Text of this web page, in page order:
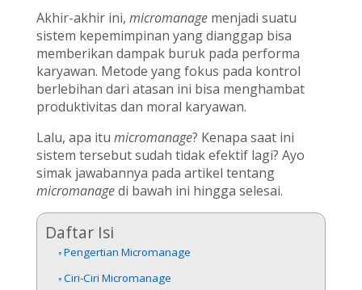
Akhir-akhir ini, micromanagemenjadi suatu
sistem kepemimpinan yang dianggap bisa
memberikan dampak buruk pada performa
karyawan. Metode yang fokus pada kontrol
berlebihan dari atasan ini bisa menghambat
produktivitas dan moral karyawan.
Lalu, apa itu micromanage? Kenapa saat ini
sistem tersebut sudah tidak efektif lagi? Ayo
simak jawabannya pada artikel tentang
micromanagedi bawah ini hingga selesai.
Daftar Isi
Pengertian Micromanage
Ciri-Ciri Micromanage